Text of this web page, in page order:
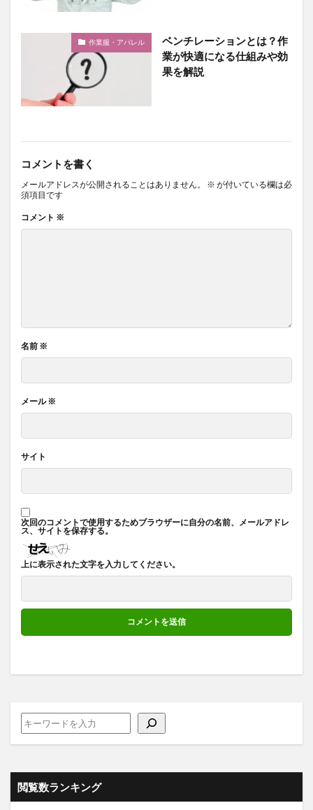
作業服・アパレル
ベンチレーションとは？作
業が快適になる仕組みや効
果を解説
コメントを書く
メールアドレスが公開されることはありません。 ※ が付いている欄は必
須項目です
コメント ※
名前 ※
メール※
サイト
次回のコメントで使用するためブラウザーに自分の名前、メールアドレ
ス、サイトを保存する。
上に表示された文字を入力してください。
閲覧数ランキング